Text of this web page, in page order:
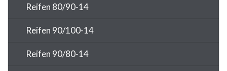
Reifen 80/90-14
Reifen 90/100-14
Reifen 90/80-14